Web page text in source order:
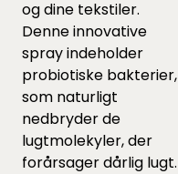
og dine tekstiler.
Denne innovative
spray indeholder
probiotiske bakterier,
som naturligt
nedbryder de
lugtmolekyler, der
forårsager dårlig lugt.